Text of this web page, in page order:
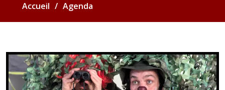
Accueil Agenda